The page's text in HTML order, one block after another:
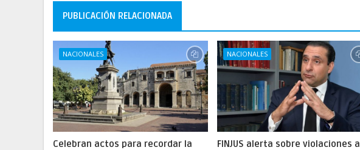
PUBLICACIÓN RELACIONADA
NACIONALES
Celebran actos para recordar la
NACIONALES
FINJUS alerta sobre violaciones a